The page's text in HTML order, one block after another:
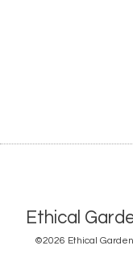
Ethical
©2026 Ethical